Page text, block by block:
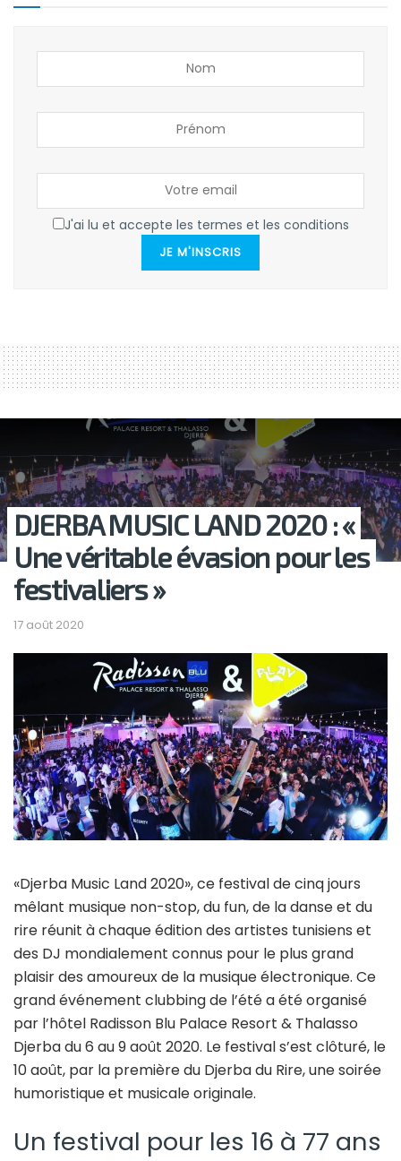
J'ai lu et accepte les termes et les conditions
JE M'INSCRIS
DJERBA MUSIC LAND 2020 : «
Une véritable évasion pour les
festivaliers »
17 août 2020
«Djerba Music Land 2020», ce festival de cinq jours
mêlant musique non-stop, du fun, de la danse et du
rire réunit à chaque édition des artistes tunisiens et
des DJ mondialement connus pour le plus grand
plaisir des amoureux de la musique électronique. Ce
grand événement clubbing de l’été a été organisé
par l’hôtel Radisson Blu Palace Resort & Thalasso
Djerba du 6 au 9 août 2020. Le festival s’est clôturé, le
10 août, par la première du Djerba du Rire, une soirée
humoristique et musicale originale.
Un festival pour les 16 à 77 ans